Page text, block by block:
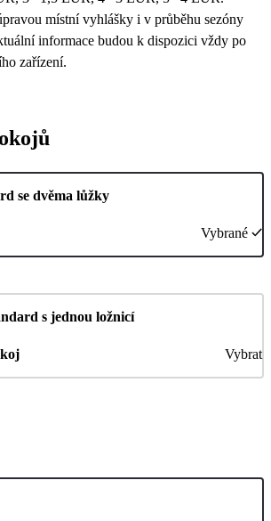
místní vyhlášky i v průběhu sezóny
informace budou k dispozici vždy po
zařízení.
se dvěma lůžky
Vybrané
s jednou ložnicí
Vybrat